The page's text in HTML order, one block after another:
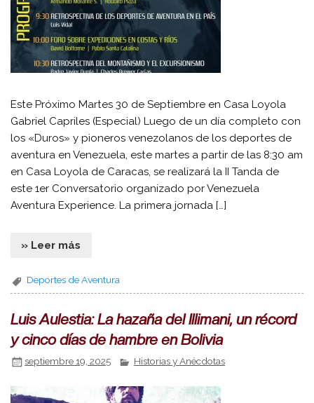
Este Próximo Martes 30 de Septiembre en Casa Loyola
Gabriel Capriles (Especial) Luego de un día completo con
los «Duros» y pioneros venezolanos de los deportes de
aventura en Venezuela, este martes a partir de las 8:30 am
en Casa Loyola de Caracas, se realizará la II Tanda de
este 1er Conversatorio organizado por Venezuela
Aventura Experience. La primera jornada […]
» Leer más
Deportes de Aventura
Luis Aulestia: La hazaña del Illimani, un récord
y cinco días de hambre en Bolivia
septiembre 19, 2025 Historias y Anécdotas